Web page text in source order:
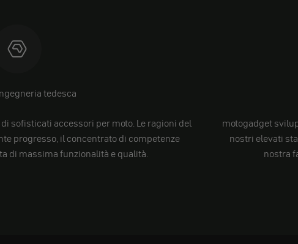
tedesca
sofisticati accessori per moto. Le ragioni del
progresso, il concentrato di competenze
di massima funzionalità e qualità.
motogadget
nostri elevati
nostra